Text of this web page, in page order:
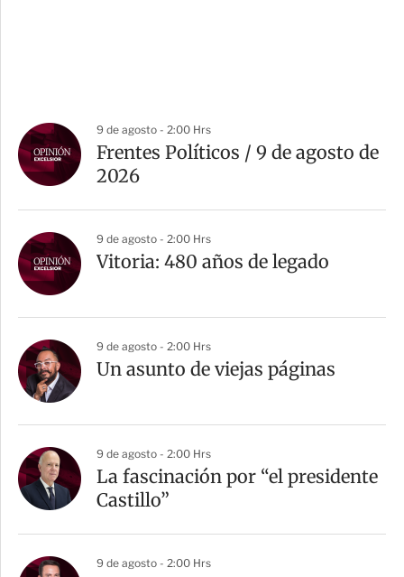
9 de agosto - 2:00 Hrs
Frentes Políticos / 9 de agosto de
2026
9 de agosto - 2:00 Hrs
Vitoria: 480 años de legado
9 de agosto - 2:00 Hrs
Un asunto de viejas páginas
9 de agosto - 2:00 Hrs
La fascinación por “el presidente
Castillo”
9 de agosto - 2:00 Hrs